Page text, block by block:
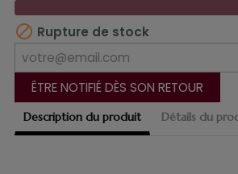
Description du produit Détails du
 Rupture de stock
ÊTRE NOTIFIÉ DÈS SON RETOUR